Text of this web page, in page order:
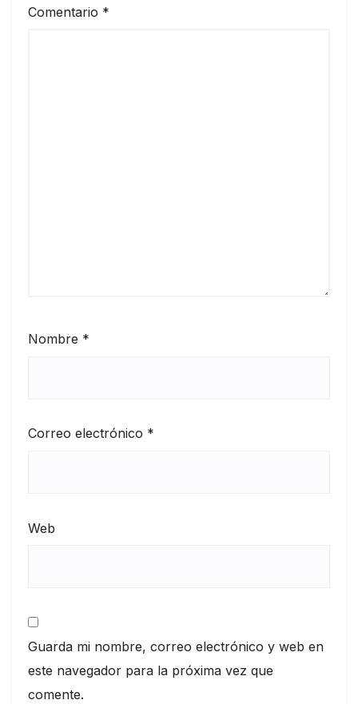
Comentario *
Nombre *
Correo electrónico *
Web
Guarda mi nombre, correo electrónico y web en
este navegador para la próxima vez que
comente.